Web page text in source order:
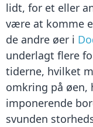
lidt, for et eller
være at komme
de andre øer i
underlagt flere
tiderne, hvilket
omkring på øen,
imponerende
svunden